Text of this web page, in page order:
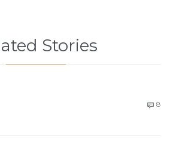
Stories
 8